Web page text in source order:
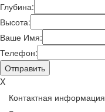
Глубина:
Высота:
Ваше Имя:
Телефон:
X
Контактная информация